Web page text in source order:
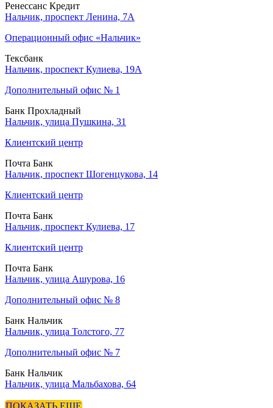
Ренессанс Кредит
Нальчик, проспект Ленина, 7А
Операционный офис «Нальчик»
Тексбанк
Нальчик, проспект Кулиева, 19А
Дополнительный офис № 1
Банк Прохладный
Нальчик, улица Пушкина, 31
Клиентский центр
Почта Банк
Нальчик, проспект Шогенцукова, 14
Клиентский центр
Почта Банк
Нальчик, проспект Кулиева, 17
Клиентский центр
Почта Банк
Нальчик, улица Ашурова, 16
Дополнительный офис № 8
Банк Нальчик
Нальчик, улица Толстого, 77
Дополнительный офис № 7
Банк Нальчик
Нальчик, улица Мальбахова, 64